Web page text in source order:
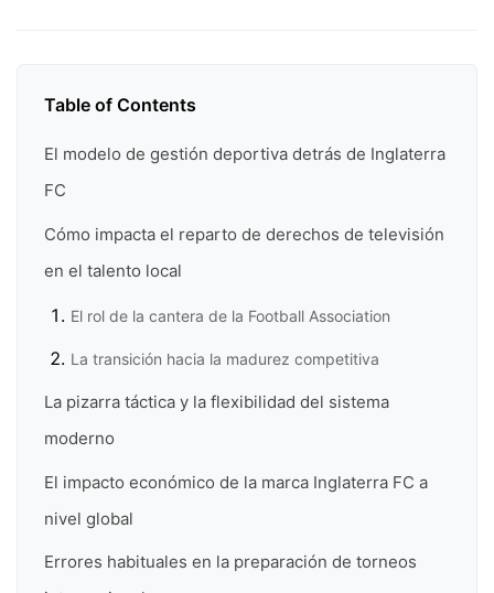
Table of Contents
El modelo de gestión deportiva detrás de Inglaterra
FC
Cómo impacta el reparto de derechos de televisión
en el talento local
El rol de la cantera de la Football Association
La transición hacia la madurez competitiva
La pizarra táctica y la flexibilidad del sistema
moderno
El impacto económico de la marca Inglaterra FC a
nivel global
Errores habituales en la preparación de torneos